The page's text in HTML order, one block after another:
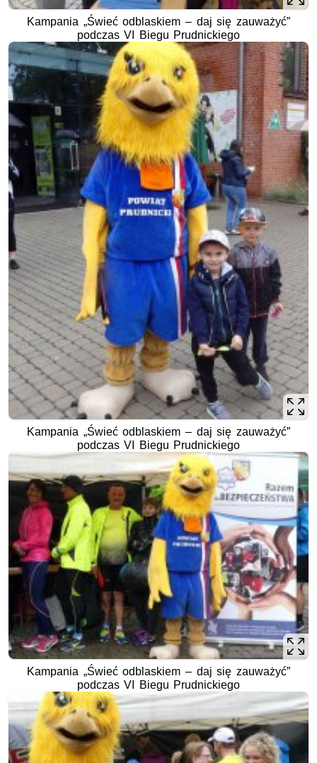
Kampania „Świeć odblaskiem – daj się zauważyć”
podczas VI Biegu Prudnickiego
Kampania „Świeć odblaskiem – daj się zauważyć”
podczas VI Biegu Prudnickiego
Kampania „Świeć odblaskiem – daj się zauważyć”
podczas VI Biegu Prudnickiego